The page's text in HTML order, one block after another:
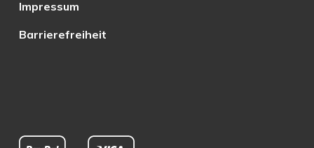
Impressum
Barrierefreiheit